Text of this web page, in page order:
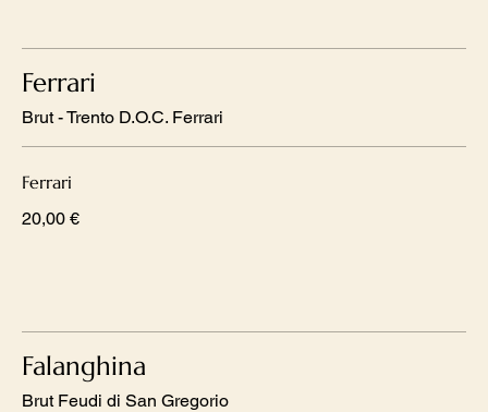
Ferrari
Brut - Trento D.O.C. Ferrari
Ferrari
20,00 €
Falanghina
Brut Feudi di San Gregorio